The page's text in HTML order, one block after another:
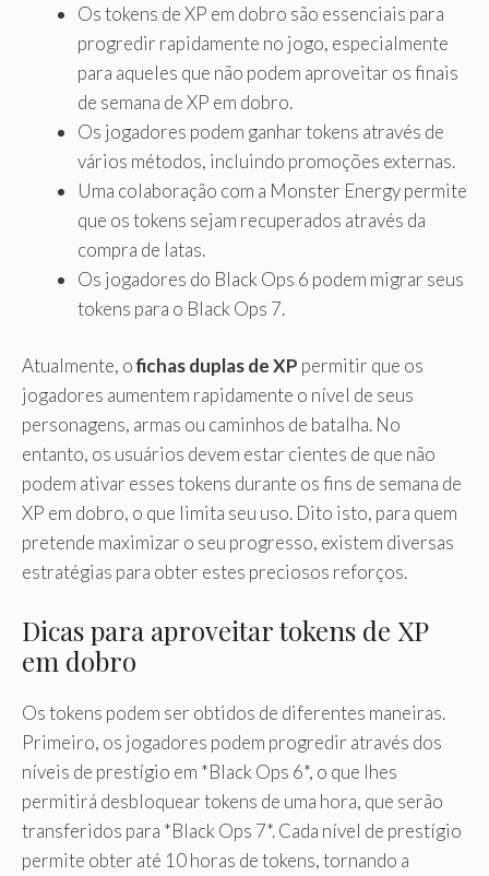
Os tokens de XP em dobro são essenciais para
progredir rapidamente no jogo, especialmente
para aqueles que não podem aproveitar os finais
de semana de XP em dobro.
Os jogadores podem ganhar tokens através de
vários métodos, incluindo promoções externas.
Uma colaboração com a Monster Energy permite
que os tokens sejam recuperados através da
compra de latas.
Os jogadores do Black Ops 6 podem migrar seus
tokens para o Black Ops 7.
Atualmente, ofichas duplas de XP permitir que os
jogadores aumentem rapidamente o nível de seus
personagens, armas ou caminhos de batalha. No
entanto, os usuários devem estar cientes de que não
podem ativar esses tokens durante os fins de semana de
XP em dobro, o que limita seu uso. Dito isto, para quem
pretende maximizar o seu progresso, existem diversas
estratégias para obter estes preciosos reforços.
Dicas para aproveitar tokens de XP
em dobro
Os tokens podem ser obtidos de diferentes maneiras.
Primeiro, os jogadores podem progredir através dos
níveis de prestígio em *Black Ops 6*, o que lhes
permitirá desbloquear tokens de uma hora, que serão
transferidos para *Black Ops 7*. Cada nível de prestígio
permite obter até 10 horas de tokens, tornando a